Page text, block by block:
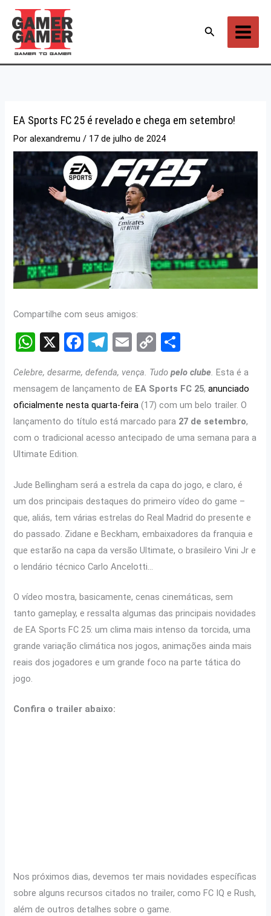
para
conteúdo
Pesquisar
EA Sports FC 25 é revelado e chega em setembro!
Poralexandremu/ 17 de julho de 2024
Compartilhe com seus amigos:
W
at
s
A
p
p
X
F
ce
b
o
o
T
e
gr
a
m
E
ail
C
py
Li
n
k
ar
e
Celebre, desarme, defenda, vença. Tudopelo clube. Esta é a
mensagem de lançamento de EA Sports FC 25,anunciado
oficialmente nesta quarta-feira (17) com um belo trailer. O
lançamento do título está marcado para 27 de setembro,
com o tradicional acesso antecipado de uma semana para a
Ultimate Edition.
Jude Bellingham será a estrela da capa do jogo, e claro, é
um dos principais destaques do primeiro vídeo do game –
que, aliás, tem várias estrelas do Real Madrid do presente e
do passado. Zidane e Beckham, embaixadores da franquia e
que estarão na capa da versão Ultimate, o brasileiro Vini Jr e
o lendário técnico Carlo Ancelotti…
O vídeo mostra, basicamente, cenas cinemáticas, sem
tanto gameplay, e ressalta algumas das principais novidades
de EA Sports FC 25: um clima mais intenso da torcida, uma
grande variação climática nos jogos, animações ainda mais
reais dos jogadores e um grande foco na parte tática do
jogo.
Confira o trailer abaixo:
Nos próximos dias, devemos ter mais novidades específicas
sobre alguns recursos citados no trailer, como FC IQ e Rush,
além de outros detalhes sobre o game.